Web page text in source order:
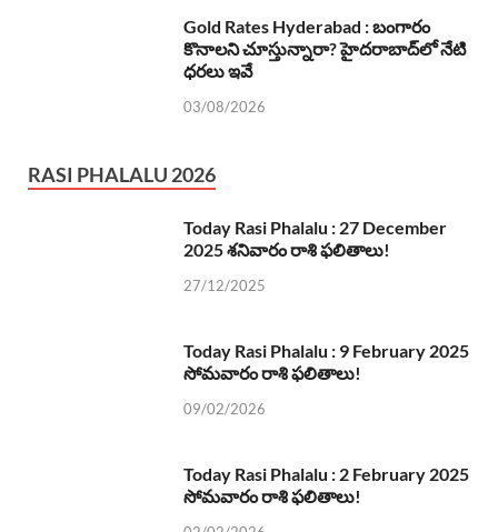
Gold Rates Hyderabad : బంగారం
కొనాలని చూస్తున్నారా? హైదరాబాద్‌లో నేటి
ధరలు ఇవే
03/08/2026
RASI PHALALU 2026
Today Rasi Phalalu : 27 December
2025 శనివారం రాశి ఫలితాలు!
27/12/2025
Today Rasi Phalalu : 9 February 2025
సోమవారం రాశి ఫలితాలు!
09/02/2026
Today Rasi Phalalu : 2 February 2025
సోమవారం రాశి ఫలితాలు!